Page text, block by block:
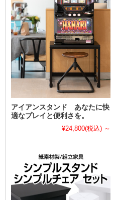
アイアンスタンド あなたに快
適なプレイと便利さを。
¥24,800(税込) ～